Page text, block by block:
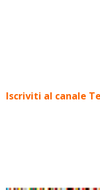
Iscriviti al canale